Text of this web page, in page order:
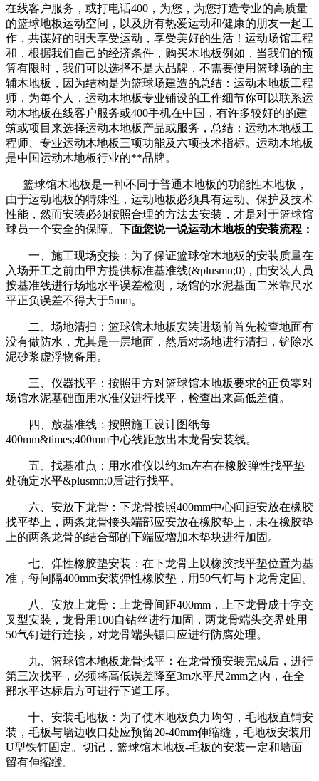
在线客户服务，或打电话400，为您，为您打造专业的高质量
的篮球地板运动空间，以及所有热爱运动和健康的朋友一起工
作，共谋好的明天享受运动，享受美好的生活！运动场馆工程
和，根据我们自己的经济条件，购买木地板例如，当我们的预
算有限时，我们可以选择不是大品牌，不需要使用篮球场的主
辅木地板，因为结构是为篮球场建造的总结：运动木地板工程
师，为每个人，运动木地板专业铺设的工作细节你可以联系运
动木地板在线客户服务或400手机在中国，有许多较好的的建
筑或项目来选择运动木地板产品或服务，总结：运动木地板工
程师、专业运动木地板三项功能及六项技术指标。运动木地板
是中国运动木地板行业的**品牌。
篮球馆木地板是一种不同于普通木地板的功能性木地板，
由于运动地板的特殊性，运动地板必须具有运动、保护及技术
性能，然而安装必须按照合理的方法去安装，才是对于篮球馆
球员一个安全的保障。 下面您说一说运动木地板的安装流程：
一、施工现场交接：为了保证篮球馆木地板的安装质量在
入场开工之前由甲方提供标准基准线(&plusmn;0)，由安装人员
按基准线进行场地水平误差检测，场馆的水泥基面二米靠尺水
平正负误差不得大于5mm。
二、场地清扫：篮球馆木地板安装进场前首先检查地面有
没有做防水，尤其是一层地面，然后对场地进行清扫，铲除水
泥砂浆虚浮物备用。
三、仪器找平：按照甲方对篮球馆木地板要求的正负零对
场馆水泥基础面用水准仪进行找平，检查出来高低差值。
四、放基准线：按照施工设计图纸每
400mm&times;400mm中心线距放出木龙骨安装线。
五、找基准点：用水准仪以约3m左右在橡胶弹性找平垫
处确定水平&plusmn;0后进行找平。
六、安放下龙骨：下龙骨按照400mm中心间距安放在橡胶
找平垫上，两条龙骨接头端部应安放在橡胶垫上，未在橡胶垫
上的两条龙骨的结合部的下端应增加木垫块进行加固。
七、弹性橡胶垫安装：在下龙骨上以橡胶找平垫位置为基
准，每间隔400mm安装弹性橡胶垫，用50气钉与下龙骨定固。
八、安放上龙骨：上龙骨间距400mm，上下龙骨成十字交
叉型安装，龙骨用100自钻丝进行加固，两龙骨端头交界处用
50气钉进行连接，对龙骨端头锯口应进行防腐处理。
九、篮球馆木地板龙骨找平：在龙骨预安装完成后，进行
第三次找平，必须将高低误差降至3m水平尺2mm之内，在全
部水平达标后方可进行下道工序。
十、安装毛地板：为了使木地板负力均匀，毛地板直铺安
装，毛板与墙边收口处应预留20-40mm伸缩缝，毛地板安装用
U型铁钉固定。切记，篮球馆木地板-毛板的安装一定和墙面
留有伸缩缝。